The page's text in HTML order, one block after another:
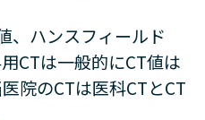
、ハンスフィールド
CTは一般的にCT値は
院のCTは医科CTとCT